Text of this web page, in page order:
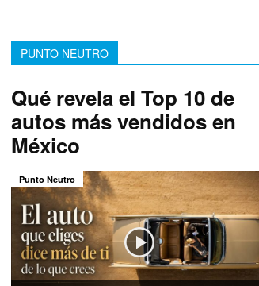
PUNTO NEUTRO
Qué revela el Top 10 de
autos más vendidos en
México
Punto Neutro